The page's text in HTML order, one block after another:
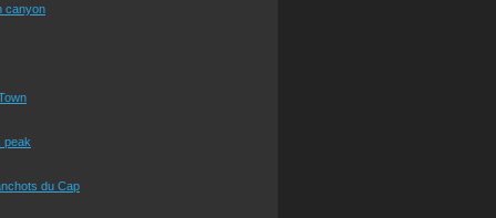
canyon
peak
du Cap